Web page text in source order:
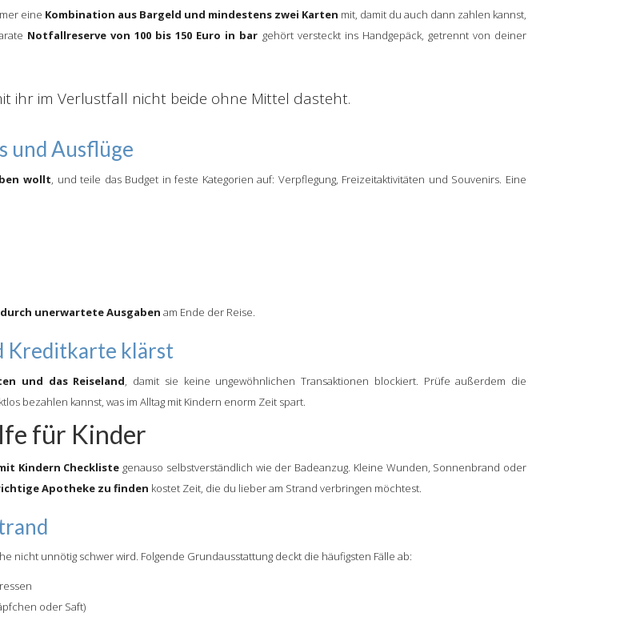
eine Kombination aus Bargeld und mindestens zwei Karten mit, damit du auch dann zahlen kannst,
Notfallreserve von 100 bis 150 Euro in bar gehört versteckt ins Handgepäck, getrennt von deiner
ihr im Verlustfall nicht beide ohne Mittel dasteht.
und Ausflüge
wollt, und teile das Budget in feste Kategorien auf: Verpflegung, Freizeitaktivitäten und Souvenirs. Eine
unerwartete Ausgaben am Ende der Reise.
Kreditkarte klärst
und das Reiseland, damit sie keine ungewöhnlichen Transaktionen blockiert. Prüfe außerdem die
bezahlen kannst, was im Alltag mit Kindern enorm Zeit spart.
für Kinder
Kindern Checkliste genauso selbstverständlich wie der Badeanzug. Kleine Wunden, Sonnenbrand oder
Apotheke zu finden kostet Zeit, die du lieber am Strand verbringen möchtest.
nicht unnötig schwer wird. Folgende Grundausstattung deckt die häufigsten Fälle ab:
oder Saft)